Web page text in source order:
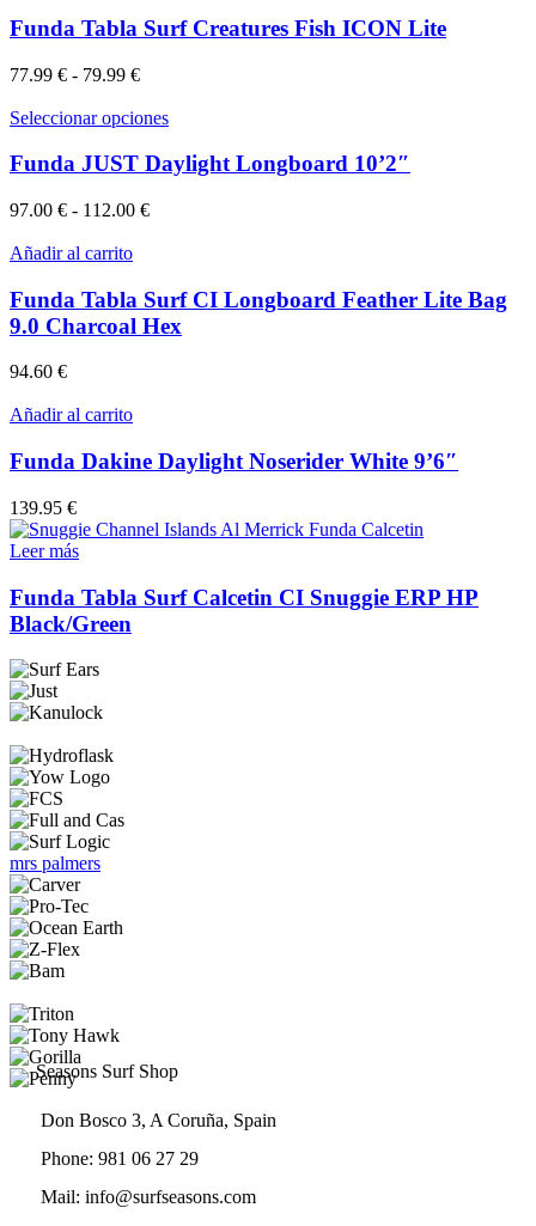
tiene
múltiples
se
pueden
elegir
Funda Tabla Surf Creatures Fish ICON Lite
77.99 € - 79.99 €Rango
precios:
77.99 €
hasta
79.99 €
Seleccionar opcionesEste
tiene
múltiples
pueden
elegir
en
Funda JUST Daylight Longboard 10’2″
97.00 € - 112.00 €Rango
97.00 €
hasta
112.00 €
Añadir al carrito
Funda Tabla Surf CI Longboard Feather Lite Bag
9.0 Charcoal Hex
94.60 €
Añadir al carrito
Funda Dakine Daylight Noserider White 9’6″
139.95 €
Leer más
Funda Tabla Surf Calcetin CI Snuggie ERP HP
Black/Green
mrs palmers
Seasons Surf Shop
Don Bosco 3, A Coruña, Spain
Phone: 981 06 27 29
Mail: info@surfseasons.com